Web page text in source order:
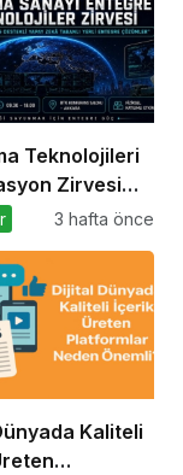
Teknolojileri
Zirvesi
3 hafta önce
Kaliteli